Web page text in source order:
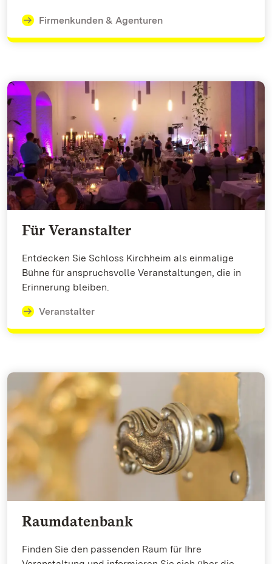
Firmenkunden & Agenturen
Für Veranstalter
Entdecken Sie Schloss Kirchheim als einmalige
Bühne für anspruchsvolle Veranstaltungen, die in
Erinnerung bleiben.
Veranstalter
Raumdatenbank
Finden Sie den passenden Raum für Ihre